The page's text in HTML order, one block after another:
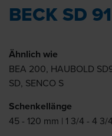
BECK SD 91
Ähnlich wie
BEA 200, HAUBOLD
SD, SENCO S
Schenkellänge
45 - 120 mm | 1 3/4 - 4 3/